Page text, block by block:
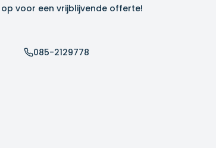
voor een vrijblijvende offerte!
085-2129778